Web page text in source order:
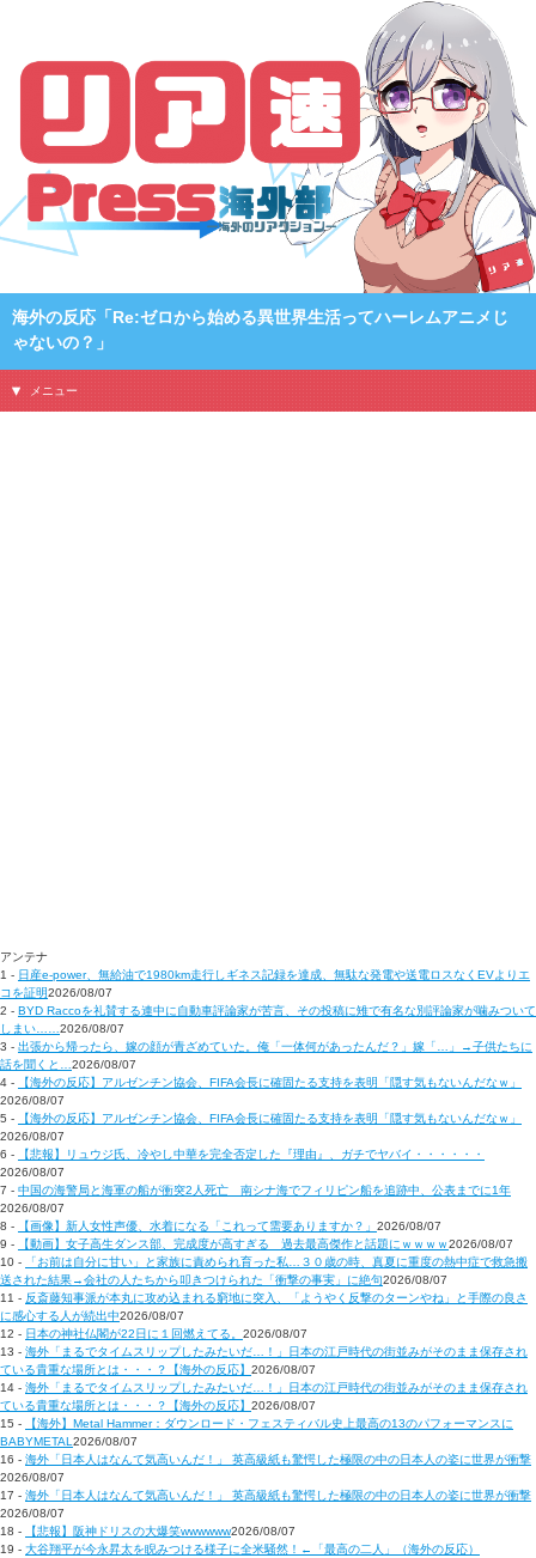
海外の反応「Re:ゼロから始める異世界生活ってハーレムアニメじ
ゃないの？」
メニュー
アンテナ
1 - 日産e-power、無給油で1980km走行しギネス記録を達成、無駄な発電や送電ロスなくEVよりエ
コを証明2026/08/07
2 - BYD Raccoを礼賛する連中に自動車評論家が苦言、その投稿に雉で有名な別評論家が噛みついて
しまい……2026/08/07
3 - 出張から帰ったら、嫁の顔が青ざめていた。俺「一体何があったんだ？」嫁「…」→子供たちに
話を聞くと…2026/08/07
4 -
【海外の反応】アルゼンチン協会、FIFA会長に確固たる支持を表明「隠す気もないんだなｗ」
2026/08/07
5 -
【海外の反応】アルゼンチン協会、FIFA会長に確固たる支持を表明「隠す気もないんだなｗ」
2026/08/07
6 -
【悲報】リュウジ氏、冷やし中華を完全否定した『理由』、ガチでヤバイ・・・・・・
2026/08/07
7 - 中国の海警局と海軍の船が衝突2人死亡 南シナ海でフィリピン船を追跡中、公表までに1年
2026/08/07
8 -
【画像】新人女性声優、水着になる「これって需要ありますか？」 2026/08/07
9 -
【動画】女子高生ダンス部、完成度が高すぎる 過去最高傑作と話題にｗｗｗｗ2026/08/07
10 -
「お前は自分に甘い」と家族に責められ育った私…３０歳の時、真夏に重度の熱中症で救急搬
送された結果→会社の人たちから叩きつけられた「衝撃の事実」に絶句2026/08/07
11 - 反斎藤知事派が本丸に攻め込まれる窮地に突入、「ようやく反撃のターンやね」と手際の良さ
に感心する人が続出中2026/08/07
12 - 日本の神社仏閣が22日に１回燃えてる。 2026/08/07
13 - 海外「まるでタイムスリップしたみたいだ…！」日本の江戸時代の街並みがそのまま保存され
ている貴重な場所とは・・・？【海外の反応】 2026/08/07
14 - 海外「まるでタイムスリップしたみたいだ…！」日本の江戸時代の街並みがそのまま保存され
ている貴重な場所とは・・・？【海外の反応】 2026/08/07
15 -
【海外】Metal Hammer：ダウンロード・フェスティバル史上最高の13のパフォーマンスに
BABYMETAL2026/08/07
16 - 海外「日本人はなんて気高いんだ！」 英高級紙も驚愕した極限の中の日本人の姿に世界が衝撃
2026/08/07
17 - 海外「日本人はなんて気高いんだ！」 英高級紙も驚愕した極限の中の日本人の姿に世界が衝撃
2026/08/07
18 -
【悲報】阪神ドリスの大爆笑wwwwww2026/08/07
19 - 大谷翔平が今永昇太を睨みつける様子に全米騒然！←「最高の二人」（海外の反応）